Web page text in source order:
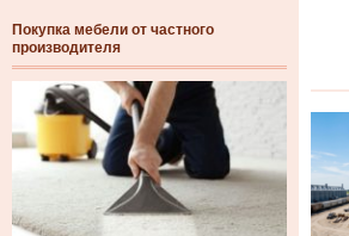
Покупка мебели от частного
производителя